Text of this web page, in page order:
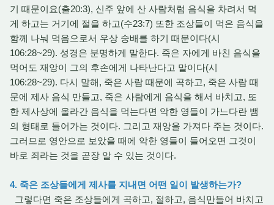
기 때문이요(출20:3), 신주 앞에 산 사람처럼 음식을 차려서 먹
게 하고는 거기에 절을 하고(수23:7) 또한 조상들이 먹은 음식을
함께 나눠 먹음으로서 우상 숭배를 하기 때문이다(시
106:28~29). 성경은 분명하게 말한다. 죽은 자에게 바친 음식을
먹어도 재앙이 그의 후손에게 나타난다고 말이다(시
106:28~29). 다시 말해, 죽은 사람 때문에 곡하고, 죽은 사람 때
문에 제사 음식 만들고, 죽은 사람에게 음식을 해서 바치고, 또
한 제사상에 올라간 음식을 먹는다면 악한 영들이 가느다란 뱀
의 형태로 들어가는 것이다. 그리고 재앙을 가져다 주는 것이다.
그러므로 영안으로 보았을 때에 악한 영들이 들어오면 그것이
바로 죄라는 것을 곧장 알 수 있는 것이다.
4. 죽은 조상들에게 제사를 지내면 어떤 일이 발생하는가?
그렇다면 죽은 조상들에게 곡하고, 절하고, 음식만들어 바치고